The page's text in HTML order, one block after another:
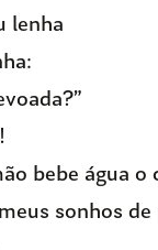
lenha
bebe água o
sonhos de